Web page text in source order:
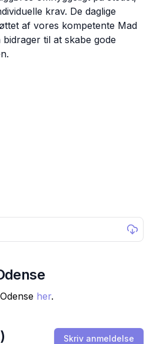
krav. De daglige
af vores kompetente Mad
til at skabe gode
Odense her.
) Skriv anmeldelse